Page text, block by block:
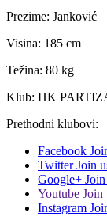
Prezime: Janković
Visina: 185 cm
Težina: 80 kg
Klub: HK
Prethodni klubovi:
Facebook
Twitter Join
Google+
Youtube Join
Instagram